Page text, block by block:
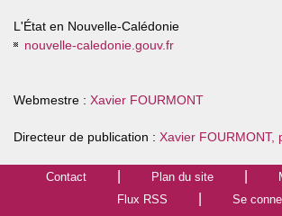
L'État en Nouvelle-Calédonie
nouvelle-caledonie.gouv.fr
Webmestre : Xavier FOURMONT
Directeur de publication : Xavier FOURMONT,
Contact Plan du site
Flux RSS
Se